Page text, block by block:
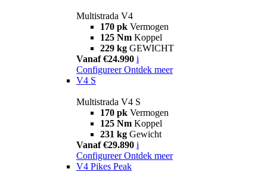
Multistrada V4
170 pk Vermogen
125 Nm Koppel
229 kg GEWICHT
Vanaf €24.990 i
Configureer Ontdek meer
V4 S
Multistrada V4 S
170 pk Vermogen
125 Nm Koppel
231 kg Gewicht
Vanaf €29.890 i
Configureer Ontdek meer
V4 Pikes Peak